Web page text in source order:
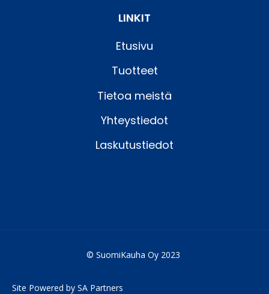
LINKIT
Etusivu
Tuotteet
Tietoa meistä
Yhteystiedot
Laskutustiedot
© SuomiKauha Oy 2023
Site Powered by SA Partners